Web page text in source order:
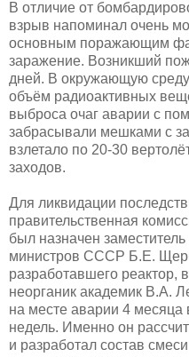
В отличие от
взрыв напоминал очень
основным поражающим
заражение. Возникший
дней. В окружающую
объём радиоактивных
выброса очаг аварии с
забрасывали мешками с
взлетало по 20-30
заходов.
Для ликвидации
правительственная
был назначен
министров СССР Б.Е.
разработавшего реактор,
неорганик академик В.А.
на месте аварии 4
недель. Именно он
и разработал состав